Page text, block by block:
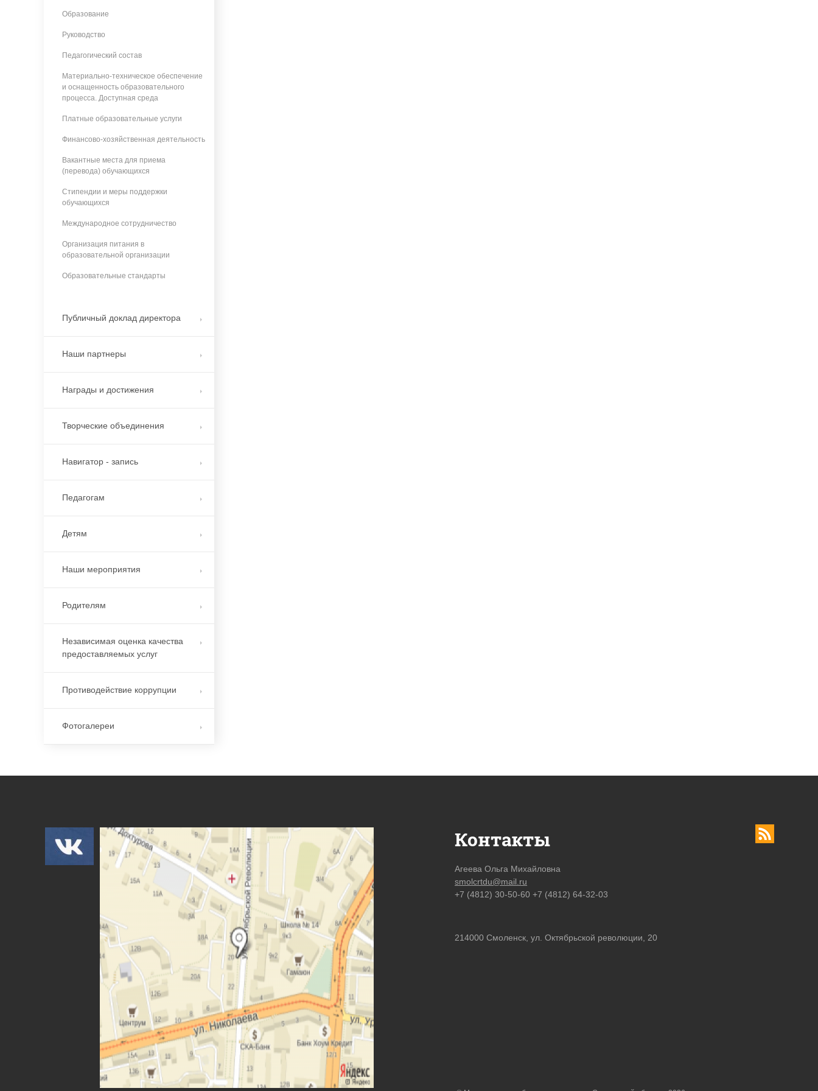
Образование
Руководство
Педагогический состав
Материально-техническое обеспечение
и оснащенность образовательного
процесса. Доступная среда
Платные образовательные услуги
Финансово-хозяйственная деятельность
Вакантные места для приема
(перевода) обучающихся
Стипендии и меры поддержки
обучающихся
Международное сотрудничество
Организация питания в
образовательной организации
Образовательные стандарты
Публичный доклад директора
Наши партнеры
Награды и достижения
Творческие объединения
Навигатор - запись
Педагогам
Детям
Наши мероприятия
Родителям
Независимая оценка качества
предоставляемых услуг
Противодействие коррупции
Фотогалереи
Контакты
Агеева Ольга Михайловна
smolcrtdu@mail.ru
+7 (4812) 30-50-60 +7 (4812) 64-32-03
214000 Смоленск, ул. Октябрьской революции, 20